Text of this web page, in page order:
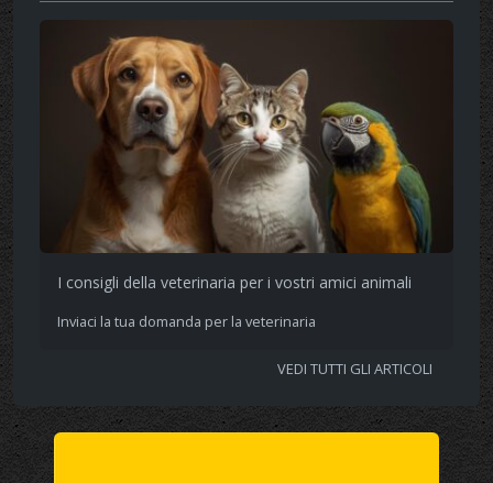
I consigli della veterinaria per i vostri amici animali
Inviaci la tua domanda per la veterinaria
VEDI TUTTI GLI ARTICOLI